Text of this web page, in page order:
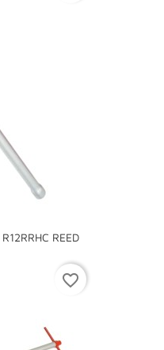
REED
favorite_border